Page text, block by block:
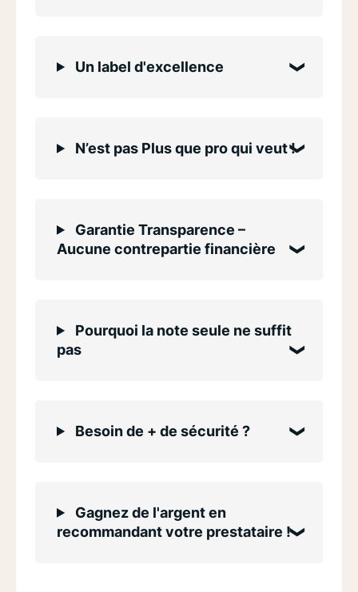
Un label d'excellence
N’est pas Plus que pro qui veut !
Garantie Transparence –
Aucune contrepartie financière
Pourquoi la note seule ne suffit
pas
Besoin de + de sécurité ?
Gagnez de l'argent en
recommandant votre prestataire !